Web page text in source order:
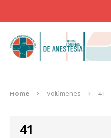
Home Volúmenes 41
41